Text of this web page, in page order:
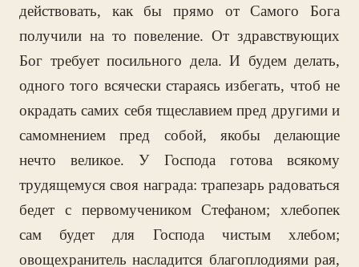
действовать, как бы прямо от Самого Бога
получили на то повеление. От здравствующих
Бог требует посильного дела. И будем делать,
одного того всячески стараясь избегать, чтоб не
окрадать самих себя тщеславием пред другими и
самомнением пред собой, якобы делающие
нечто великое. У Господа готова всякому
трудящемуся своя награда: трапезарь радоваться
бедет с первомучеником Стефаном; хлебопек
сам будет для Господа чистым хлебом;
овощехранитель насладится благоплодиями рая,